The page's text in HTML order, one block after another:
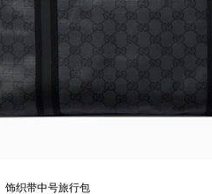
饰织带中号旅行包